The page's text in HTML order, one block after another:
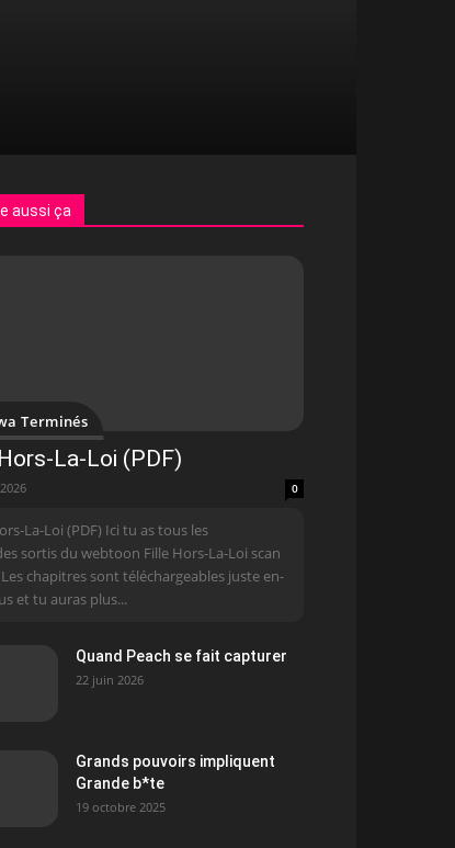
aussi ça
Terminés
La-Loi (PDF)
0
La-Loi (PDF) Ici tu as tous les
sortis du webtoon Fille Hors-La-Loi scan
Les chapitres sont téléchargeables juste en-
et tu auras plus...
Quand Peach se fait capturer
22 juin 2026
Grands pouvoirs impliquent
Grande b*te
19 octobre 2025